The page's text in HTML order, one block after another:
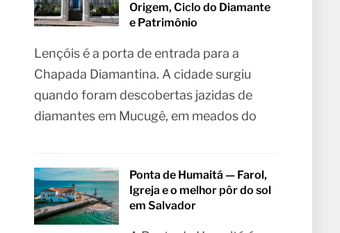
Origem, Ciclo do Diamante
e Patrimônio
Lençóis é a porta de entrada para a
Chapada Diamantina. A cidade surgiu
quando foram descobertas jazidas de
diamantes em Mucugê, em meados do
Ponta de Humaitá — Farol,
Igreja e o melhor pôr do sol
em Salvador